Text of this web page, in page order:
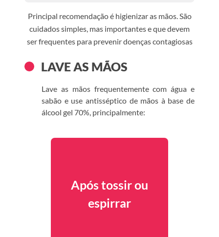
Principal recomendação é higienizar as mãos. São
cuidados simples, mas importantes e que devem
ser frequentes para prevenir doenças contagiosas
LAVE AS MÃOS
Lave as mãos frequentemente com água e
sabão e use antisséptico de mãos à base de
álcool gel 70%, principalmente:
Após tossir ou
espirrar